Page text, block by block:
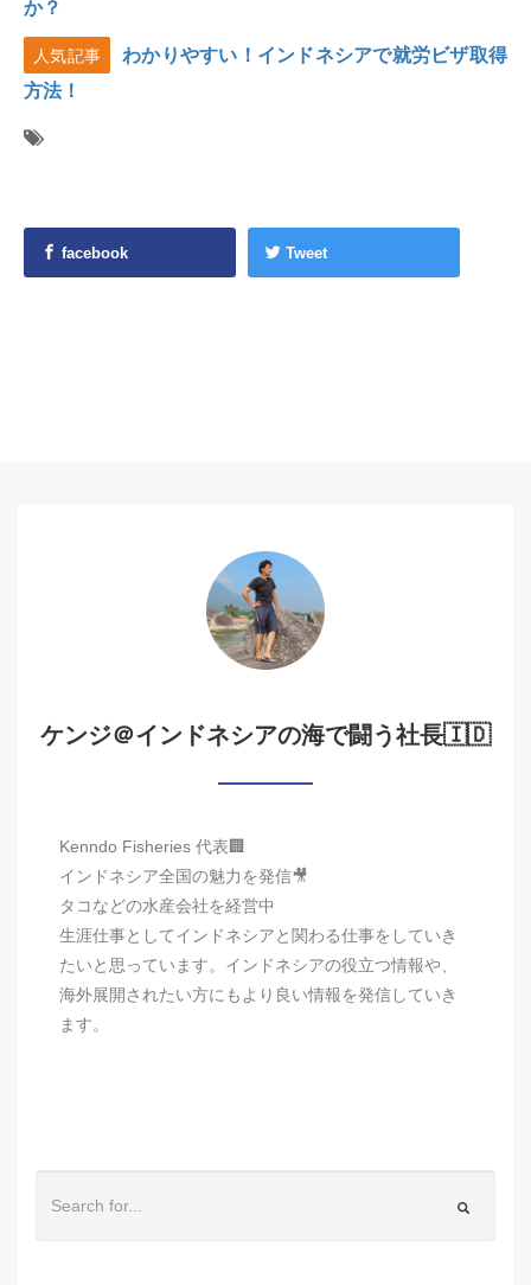
か？
人気記事
わかりやすい！インドネシアで就労ビザ取得
方法！
facebook Tweet
ケンジ＠インドネシアの海で闘う社長🇮🇩
Kenndo Fisheries 代表🏢
インドネシア全国の魅力を発信🎥
タコなどの水産会社を経営中
生涯仕事としてインドネシアと関わる仕事をしていき
たいと思っています。インドネシアの役立つ情報や、
海外展開されたい方にもより良い情報を発信していき
ます。